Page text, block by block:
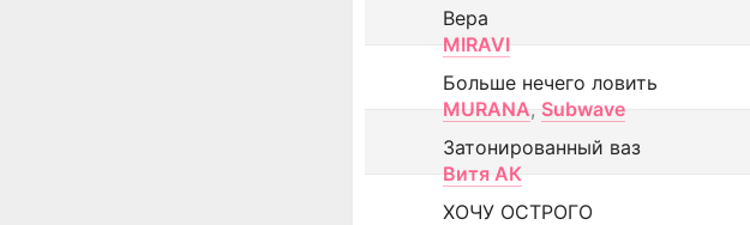
Вера
MIRAVI
Больше нечего ловить
MURANA, Subwave
Затонированный ваз
Витя АК
ХОЧУ ОСТРОГО